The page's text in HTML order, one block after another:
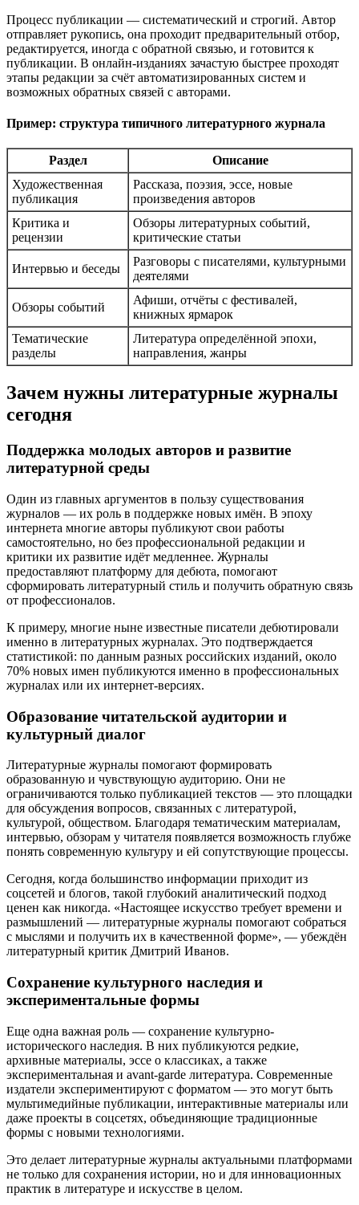
Процесс публикации — систематический и строгий. Автор
отправляет рукопись, она проходит предварительный отбор,
редактируется, иногда с обратной связью, и готовится к
публикации. В онлайн-изданиях зачастую быстрее проходят
этапы редакции за счёт автоматизированных систем и
возможных обратных связей с авторами.
Пример: структура типичного литературного журнала
Раздел
Описание
Художественная
публикация
Рассказа, поэзия, эссе, новые
произведения авторов
Критика и
рецензии
Обзоры литературных событий,
критические статьи
Интервью и беседы
Разговоры с писателями, культурными
деятелями
Обзоры событий
Афиши, отчёты с фестивалей,
книжных ярмарок
Тематические
разделы
Литература определённой эпохи,
направления, жанры
Зачем нужны литературные журналы
сегодня
Поддержка молодых авторов и развитие
литературной среды
Один из главных аргументов в пользу существования
журналов — их роль в поддержке новых имён. В эпоху
интернета многие авторы публикуют свои работы
самостоятельно, но без профессиональной редакции и
критики их развитие идёт медленнее. Журналы
предоставляют платформу для дебюта, помогают
сформировать литературный стиль и получить обратную связь
от профессионалов.
К примеру, многие ныне известные писатели дебютировали
именно в литературных журналах. Это подтверждается
статистикой: по данным разных российских изданий, около
70% новых имен публикуются именно в профессиональных
журналах или их интернет-версиях.
Образование читательской аудитории и
культурный диалог
Литературные журналы помогают формировать
образованную и чувствующую аудиторию. Они не
ограничиваются только публикацией текстов — это площадки
для обсуждения вопросов, связанных с литературой,
культурой, обществом. Благодаря тематическим материалам,
интервью, обзорам у читателя появляется возможность глубже
понять современную культуру и ей сопутствующие процессы.
Сегодня, когда большинство информации приходит из
соцсетей и блогов, такой глубокий аналитический подход
ценен как никогда. «Настоящее искусство требует времени и
размышлений — литературные журналы помогают собраться
с мыслями и получить их в качественной форме», — убеждён
литературный критик Дмитрий Иванов.
Сохранение культурного наследия и
экспериментальные формы
Еще одна важная роль — сохранение культурно-
исторического наследия. В них публикуются редкие,
архивные материалы, эссе о классиках, а также
экспериментальная и avant-garde литература. Современные
издатели экспериментируют с форматом — это могут быть
мультимедийные публикации, интерактивные материалы или
даже проекты в соцсетях, объединяющие традиционные
формы с новыми технологиями.
Это делает литературные журналы актуальными платформами
не только для сохранения истории, но и для инновационных
практик в литературе и искусстве в целом.